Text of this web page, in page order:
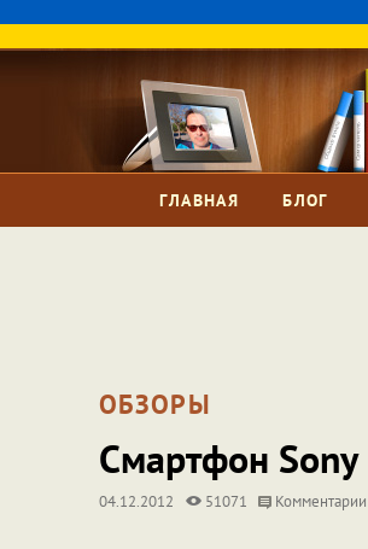
ГЛАВНАЯ БЛОГ
ОБЗОРЫ
Смартфон Sony
04.12.2012 51071